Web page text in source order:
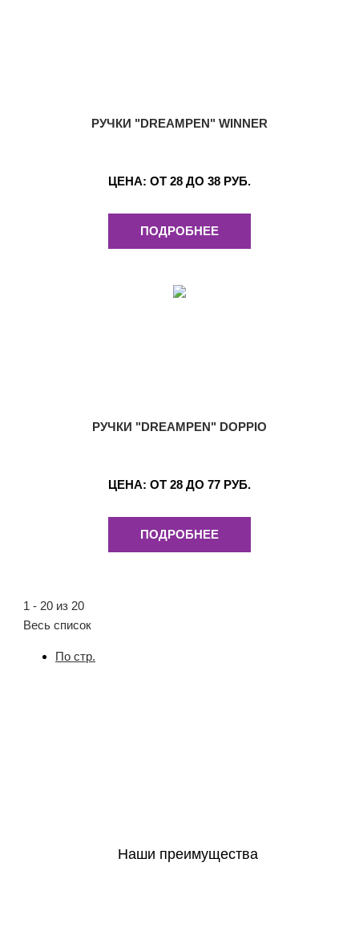
РУЧКИ "DREAMPEN" WINNER
ЦЕНА: ОТ 28 ДО 38 РУБ.
ПОДРОБНЕЕ
РУЧКИ "DREAMPEN" DOPPIO
ЦЕНА: ОТ 28 ДО 77 РУБ.
ПОДРОБНЕЕ
1 - 20 из 20
Весь список
По стр.
Наши преимущества